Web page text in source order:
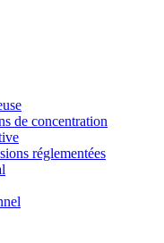
de concentration
réglementées